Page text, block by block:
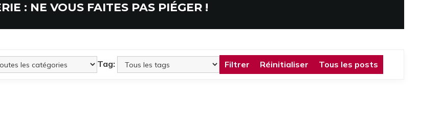
: NE VOUS FAITES PAS PIÉGER !
Tag: Filtrer Réinitialiser Tous les posts